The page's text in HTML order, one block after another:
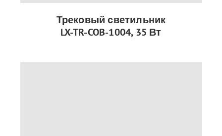
Трековый светильник
LX-TR-COB-1004, 35 Вт